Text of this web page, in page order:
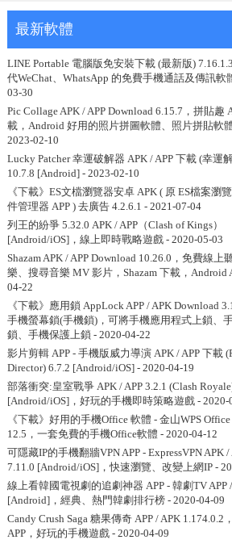
最新軟體
LINE Portable 電腦版免安裝下載 (最新版)
代WeChat、WhatsApp 的免費手機通話及傳訊軟
03-30
Pic Collage APK / APP Download 6.15.7，拼貼趣
載，Android 好用的照片拼圖軟體、照片拼貼軟
2023-02-10
Lucky Patcher 幸運破解器 APK / APP 下載 (幸運
10.7.8 [Android] - 2023-02-10
《下載》ES文檔瀏覽器安卓 APK ( 原 ES檔案瀏
件管理器 APP ) 去廣告 4.2.6.1 - 2021-07-04
列王的紛爭 5.32.0 APK / APP（Clash of Kings）
[Android/iOS]，線上即時戰略遊戲- 2020-05-03
Shazam APK / APP Download 10.26.0，免費線上
樂、搜尋音樂 MV 影片，Shazam 下載，Android
04-22
《下載》應用鎖 AppLock APP / APK Download
手機螢幕鎖(手機鎖)，可將手機應用程式上鎖、
鎖、手機保護上鎖 - 2020-04-22
影片剪輯 APP - 手機版威力導演 APK / APP 下載
Director) 6.7.2 [Android/iOS]- 2020-04-19
部落衝突:皇室戰爭 APK / APP 3.2.1 (Clash
[Android/iOS]，好玩的手機即時策略遊戲- 2020-
《下載》好用的手機Office 軟體 - 金山WPS Office
12.5，一套免費的手機Office軟體 - 2020-04-12
可隱藏IP的手機翻牆VPN APP - ExpressVPN APK /
7.11.0 [Android/iOS]，快速瀏覽、改變上網IP-
線上看韓國電視劇的追劇神器 APP - 韓劇TV APP
[Android]，經典、熱門韓劇排行榜- 2020-04-09
Candy Crush Saga 糖果傳奇 APP / APK 1.174.0.2
APP，好玩的手機遊戲- 2020-04-09